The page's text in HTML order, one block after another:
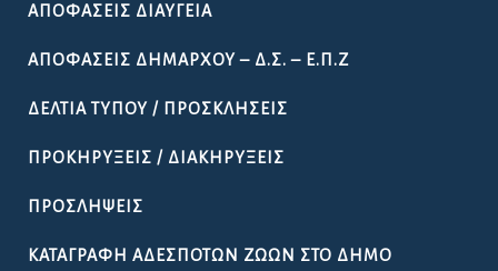
ΑΠΟΦΆΣΕΙΣ ΔΙΑΎΓΕΙΑ
ΑΠΟΦΆΣΕΙΣ ΔΗΜΆΡΧΟΥ – Δ.Σ. – Ε.Π.Ζ
ΔΕΛΤΊΑ ΤΎΠΟΥ / ΠΡΟΣΚΛΉΣΕΙΣ
ΠΡΟΚΗΡΎΞΕΙΣ / ΔΙΑΚΗΡΎΞΕΙΣ
ΠΡΟΣΛΉΨΕΙΣ
ΚΑΤΑΓΡΑΦΉ ΑΔΈΣΠΟΤΩΝ ΖΏΩΝ ΣΤΟ ΔΉΜΟ